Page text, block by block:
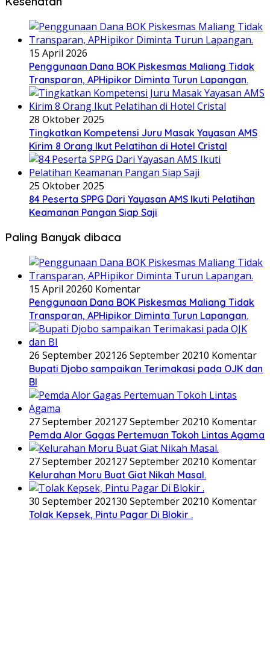
15 April 2026
Penggunaan Dana BOK Piskesmas Maliang Tidak
Transparan, APHipikor Diminta Turun Lapangan.
28 Oktober 2025
Tingkatkan Kompetensi Juru Masak Yayasan AMS
Kirim 8 Orang Ikut Pelatihan di Hotel Cristal
25 Oktober 2025
84 Peserta SPPG Dari Yayasan AMS Ikuti Pelatihan
Keamanan Pangan Siap Saji
Paling Banyak dibaca
15 April 20260 Komentar
Penggunaan Dana BOK Piskesmas Maliang Tidak
Transparan, APHipikor Diminta Turun Lapangan.
26 September 202126 September 20210 Komentar
Bupati Djobo sampaikan Terimakasi pada OJK dan
BI
27 September 202127 September 20210 Komentar
Pemda Alor Gagas Pertemuan Tokoh Lintas Agama
27 September 202127 September 20210 Komentar
Kelurahan Moru Buat Giat Nikah Masal.
30 September 202130 September 20210 Komentar
Tolak Kepsek, Pintu Pagar Di Blokir .